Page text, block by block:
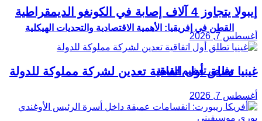
القطن في إفريقيا: الأهمية الاقتصادية والتحديات الهيكلية
وفرص تعظيم القيمة
إيبولا يتجاوز 4 آلاف إصابة في الكونغو الديمقراطية
أغسطس 7, 2026
غينيا تطلق أول اتفاقية تعدين لشركة مملوكة للدولة
أغسطس 7, 2026